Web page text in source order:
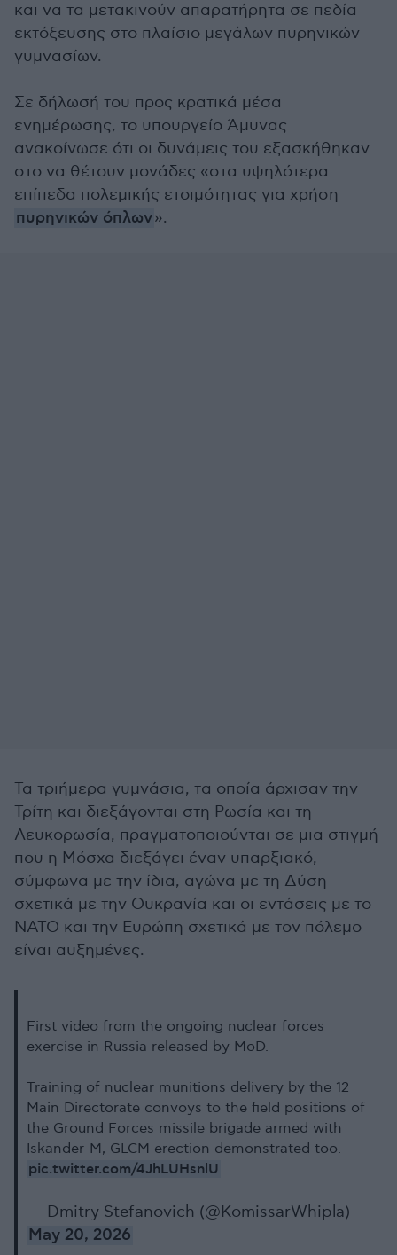
και να τα μετακινούν απαρατήρητα σε πεδία
εκτόξευσης στο πλαίσιο μεγάλων πυρηνικών
γυμνασίων.
Σε δήλωσή του προς κρατικά μέσα
ενημέρωσης, το υπουργείο Άμυνας
ανακοίνωσε ότι οι δυνάμεις του εξασκήθηκαν
στο να θέτουν μονάδες «στα υψηλότερα
επίπεδα πολεμικής ετοιμότητας για χρήση
πυρηνικών όπλων».
Τα τριήμερα γυμνάσια, τα οποία άρχισαν την
Τρίτη και διεξάγονται στη Ρωσία και τη
Λευκορωσία, πραγματοποιούνται σε μια στιγμή
που η Μόσχα διεξάγει έναν υπαρξιακό,
σύμφωνα με την ίδια, αγώνα με τη Δύση
σχετικά με την Ουκρανία και οι εντάσεις με το
ΝΑΤΟ και την Ευρώπη σχετικά με τον πόλεμο
είναι αυξημένες.
First video from the ongoing nuclear forces
exercise in Russia released by MoD.
Training of nuclear munitions delivery by the 12
Main Directorate convoys to the field positions of
the Ground Forces missile brigade armed with
Iskander-M, GLCM erection demonstrated too.
pic.twitter.com/4JhLUHsnlU
— Dmitry Stefanovich (@KomissarWhipla)
May 20, 2026